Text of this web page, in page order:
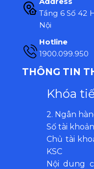
Tầng 6 Số 42
Nội
Hotline
1900.099.950
THÔNG TIN
Khóa
2. Ngân
Số tài
Chủ tài
KSC
Nội dung